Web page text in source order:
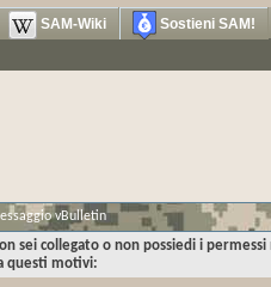
SAM-Wiki Sostieni SAM!
vBulletin
sei collegato o non possiedi i
questi motivi: